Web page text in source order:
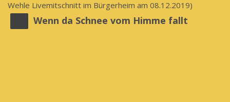
Wehle Livemitschnitt im Bürgerheim am 08.12.2019)
Wenn da Schnee vom Himme fallt